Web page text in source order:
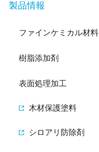
製品情報
ファインケミカル材料
樹脂添加剤
表面処理加工
木材保護塗料
シロアリ防除剤